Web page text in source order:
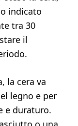
indicato
tra 30
il
la cera va
legno e per
e duraturo.